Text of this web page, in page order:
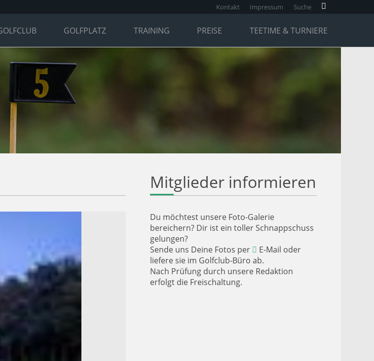
Suche
Impressum
Kontakt
GOLFPLATZ TRAINING PREISE TEETIME & TURNIERE
Mitglieder informieren
Du möchtest unsere Foto-Galerie
bereichern? Dir ist ein toller Schnappschuss
gelungen?
Sende uns Deine Fotos per
E-Mail oder
liefere sie im Golfclub-Büro ab.
Nach Prüfung durch unsere Redaktion
erfolgt die Freischaltung.